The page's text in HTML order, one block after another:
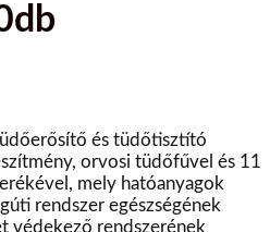
és tüdőtisztító
orvosi tüdőfűvel és 11
mely hatóanyagok
rendszer egészségének
védekező rendszerének